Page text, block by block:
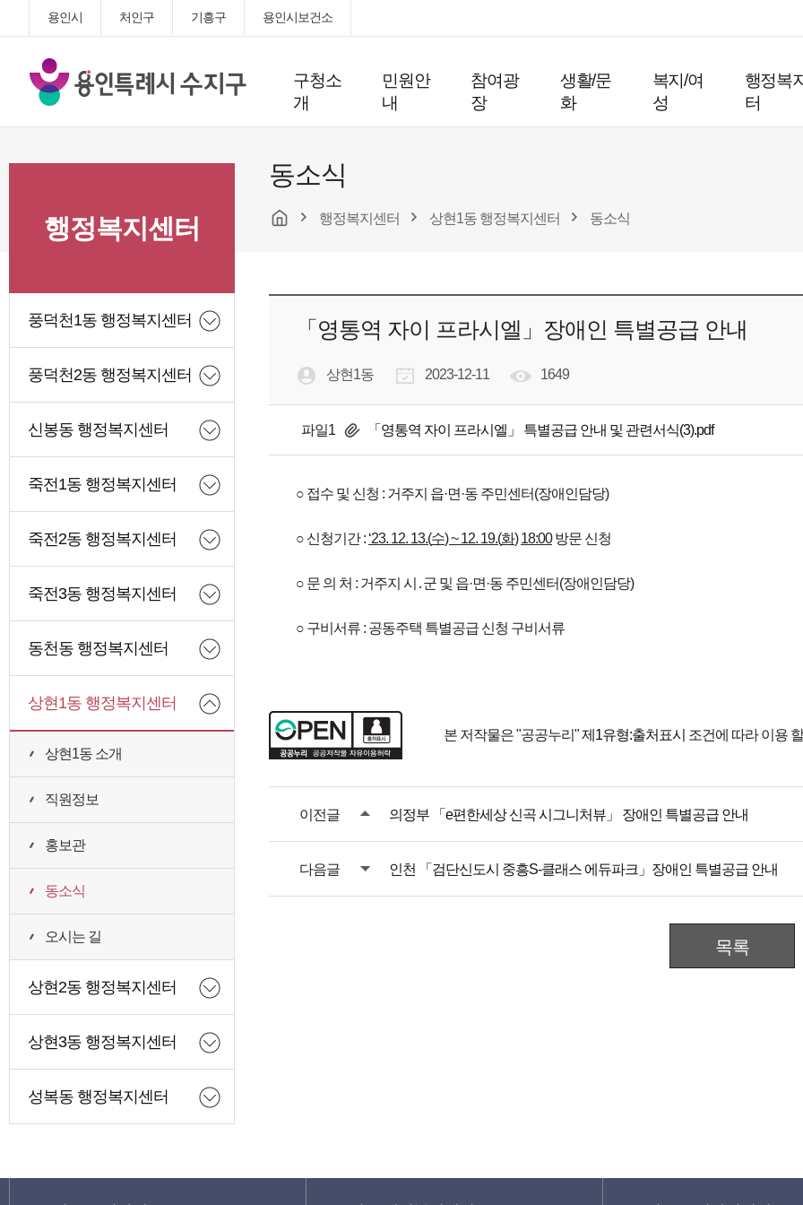
용인시 처인구 기흥구 용인시보건소
용
인
특
시
구
구청소
개
민원안
내
참여광
장
생활/문
화
복지/여
성
행정복
터
행정복지센터
풍덕천1동 행정복지센터
풍덕천2동 행정복지센터
신봉동 행정복지센터
죽전1동 행정복지센터
죽전2동 행정복지센터
죽전3동 행정복지센터
동천동 행정복지센터
상현1동 행정복지센터
상현1동 소개
직원정보
홍보관
동소식
오시는 길
상현2동 행정복지센터
상현3동 행정복지센터
성복동 행정복지센터
동소식
행정복지센터 상현1동 행정복지센터 동소식
「영통역 자이 프라시엘」장애인 특별공급 안내
상현1동 2023-12-11 1649
파일1 「영통역 자이 프라시엘」 특별공급 안내 및 관련서식(3).pdf
○ 접수 및 신청 : 거주지 읍·면·동 주민센터(장애인담당)
○ 신청기간 : ‘23. 12. 13.(수) ~ 12. 19.(화) 18:00방문 신청
○ 문 의 처 : 거주지 시․군 및 읍·면·동 주민센터(장애인담당)
○ 구비서류 : 공동주택 특별공급 신청 구비서류
본 저작물은 "공공누리"제1유형:출처표시 조건에 따라 이용
이전글 의정부 「e편한세상 신곡 시그니처뷰」 장애인 특별공급 안내
다음글 인천 「검단신도시 중흥S-클래스 에듀파크」장애인 특별공급 안내
목록